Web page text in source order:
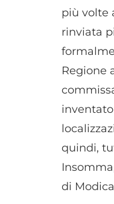
più volte
rinviata
Regione
quindi,
di